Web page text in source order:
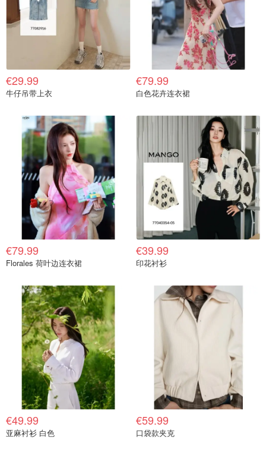
€29.99
牛仔吊带上衣
€79.99
白色花卉连衣裙
€79.99
Florales 荷叶边连衣裙
€39.99
印花衬衫
€49.99
亚麻衬衫 白色
€59.99
口袋款夹克